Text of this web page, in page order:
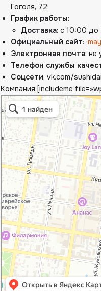
Гоголя, 72;
График работы:
Доставка: с 10:00 до
Официальный сайт: ;
Электронная почта: не
Телефон службы
Соцсети: vk.com/
Компания [includeme